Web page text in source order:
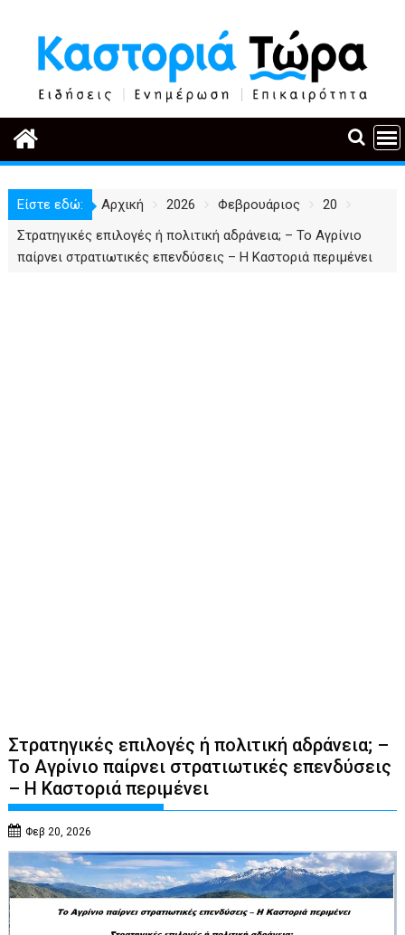
περιεχόμενο
Είστε εδώ: Αρχική 2026 Φεβρουάριος
20
Στρατηγικές επιλογές ή πολιτική αδράνεια; – Το Αγρίνιο
παίρνει στρατιωτικές επενδύσεις – Η Καστοριά περιμένει
Στρατηγικές επιλογές ή πολιτική αδράνεια; –
Το Αγρίνιο παίρνει στρατιωτικές επενδύσεις
– Η Καστοριά περιμένει
Φεβ 20, 2026